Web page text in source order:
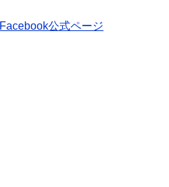
Facebook公式ページ